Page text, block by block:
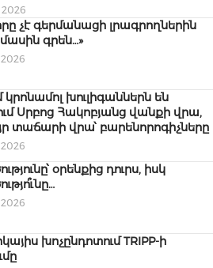
չէ գերմանացի լրագրողներին
մասին գրեն…»
կրոնամոլ խուլիգաններն են
Սրբոց Հակոբյանց վանքի վրա,
տաճարի վրա՝ բարենորոգիչները
օրենքից դուրս, իսկ
խոչընդոտում TRIPP-ի